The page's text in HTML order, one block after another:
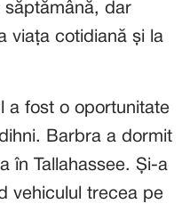
dar
viața cotidiană și la
a fost o oportunitate
Barbra a dormit
în Tallahassee. Și-a
vehiculul trecea pe